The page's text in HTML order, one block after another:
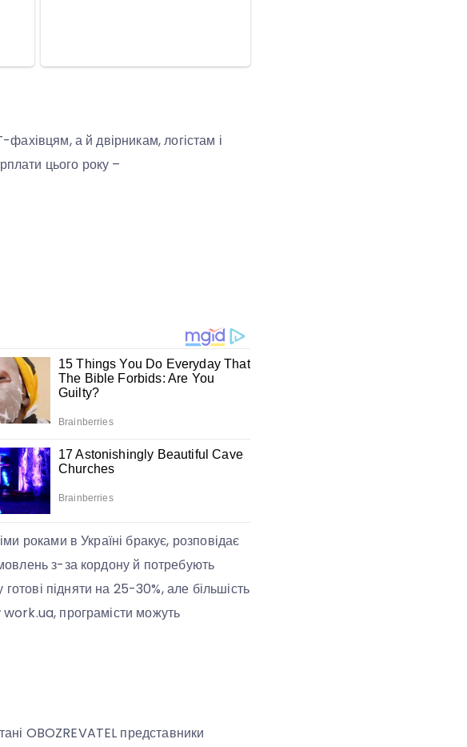
а й двірникам, логістам і
цього року –
роками в Україні бракує, розповідає
з-за кордону й потребують
підняти на 25-30%, але більшість
програмісти можуть
OBOZREVATEL представники